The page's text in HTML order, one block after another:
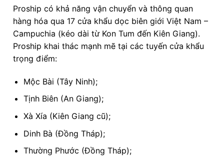
Proship có khả năng vận chuyển và thông quan
hàng hóa qua 17 cửa khẩu dọc biên giới Việt Nam –
Campuchia (kéo dài từ Kon Tum đến Kiên Giang).
Proship khai thác mạnh mẽ tại các tuyến cửa khẩu
trọng điểm:
Mộc Bài (Tây Ninh);
Tịnh Biên (An Giang);
Xà Xía (Kiên Giang cũ);
Dinh Bà (Đồng Tháp);
Thường Phước (Đồng Tháp);